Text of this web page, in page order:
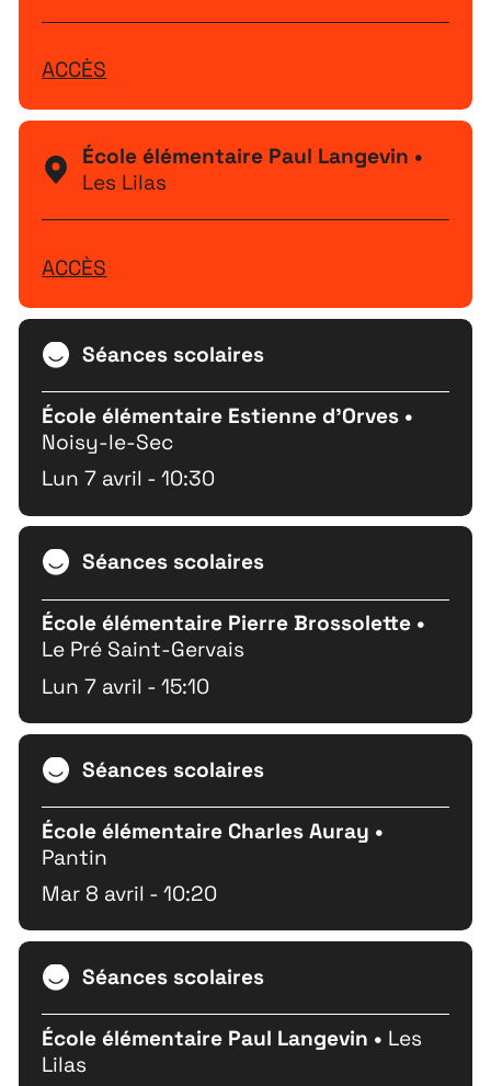
26 JUILLET ↘ 5 SEPTEMBRE
Playground26
3 ↘ 29 NOVEMBRE
Festival26
11 MAI ↘ 13 JUIN
ACCÈS
École élémentaire Paul Langevin •
Les Lilas
ACCÈS
Séances scolaires
École élémentaire Estienne d’Orves •
Noisy-le-Sec
Lun 7 avril - 10:30
Séances scolaires
École élémentaire Pierre Brossolette •
Le Pré Saint-Gervais
Lun 7 avril - 15:10
Séances scolaires
École élémentaire Charles Auray •
Pantin
Mar 8 avril - 10:20
Séances scolaires
École élémentaire Paul Langevin • Les
Lilas